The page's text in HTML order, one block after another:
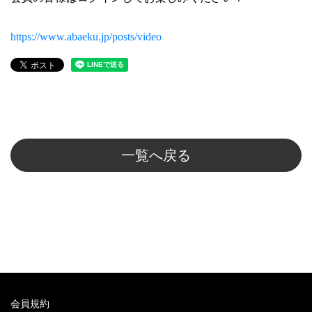
https://www.abaeku.jp/posts/video
一覧へ戻る
会員規約